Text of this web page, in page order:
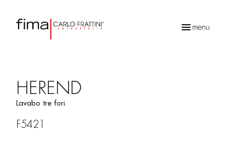
menu
HEREND
Lavabo tre fori
F5421